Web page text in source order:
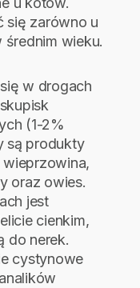
się zarówno u
średnim wieku.
w drogach
(1-2%
są produkty
oraz owies.
jest
cienkim,
do nerek.
cystynowe